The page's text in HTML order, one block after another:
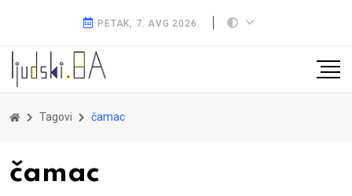
PETAK, 7. AVG 2026.
Tagovi čamac
čamac